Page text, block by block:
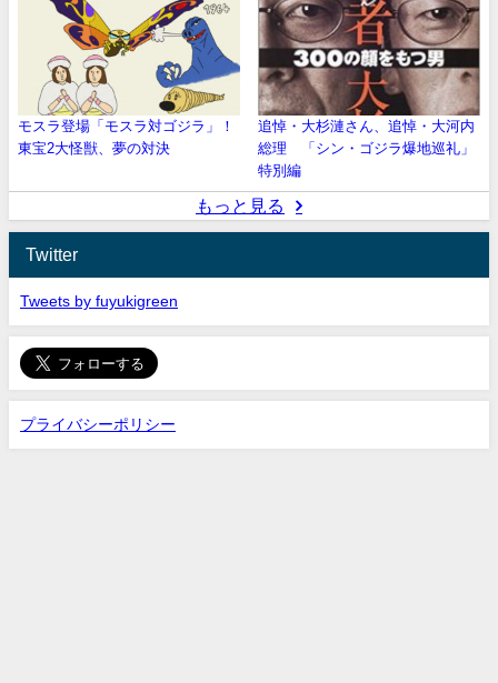
モスラ登場「モスラ対ゴジラ」！
東宝2大怪獣、夢の対決
追悼・大杉漣さん、追悼・大河内
総理 「シン・ゴジラ爆地巡礼」
特別編
もっと見る
Twitter
Tweets by fuyukigreen
プライバシーポリシー